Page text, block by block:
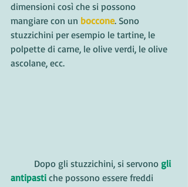
dimensioni così che si possono
mangiare con un boccone. Sono
stuzzichini per esempio le tartine, le
polpette di carne, le olive verdi, le olive
ascolane, ecc.
	Dopo gli stuzzichini, si servono
gli
antipasti che possono essere freddi